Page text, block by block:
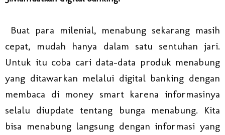
Buat para milenial, menabung sekarang masih
cepat, mudah hanya dalam satu sentuhan jari.
Untuk itu coba cari data-data produk menabung
yang ditawarkan melalui digital banking dengan
membaca di money smart karena informasinya
selalu diupdate tentang bunga menabung. Kita
bisa menabung langsung dengan informasi yang